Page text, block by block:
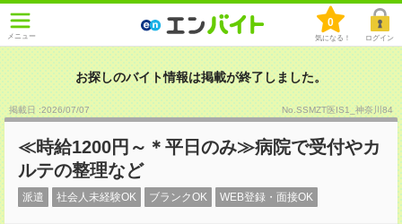
メニュー
0
気になる！ ログイン
お探しのバイト情報は掲載が終了しました。
掲載日 :2026/07/07 No.SSMZT医IS1_神奈川84
≪時給1200円～＊平日のみ≫病院で受付やカ
ルテの整理など
派遣 社会人未経験OK ブランクOK WEB登録・面接OK